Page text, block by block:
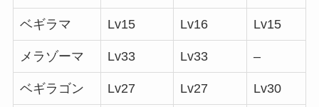
ベギラマ Lv15 Lv16 Lv15
メラゾーマ Lv33 Lv33 –
ベギラゴン Lv27 Lv27 Lv30